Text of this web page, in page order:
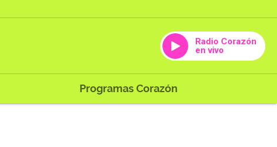
Radio Corazón
en vivo
Programas Corazón